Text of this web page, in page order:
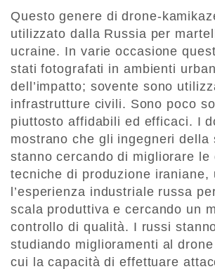
Questo genere di drone-
utilizzato dalla Russia per
ucraine. In varie occasione
stati fotografati in ambienti
dell’impatto; sovente sono
infrastrutture civili. Sono poco
piuttosto affidabili ed efficaci. I
mostrano che gli ingegneri della
stanno cercando di migliorare le
tecniche di produzione iraniane,
l’esperienza industriale russa
scala produttiva e cercando un
controllo di qualità. I russi
studiando miglioramenti al
cui la capacità di effettuare